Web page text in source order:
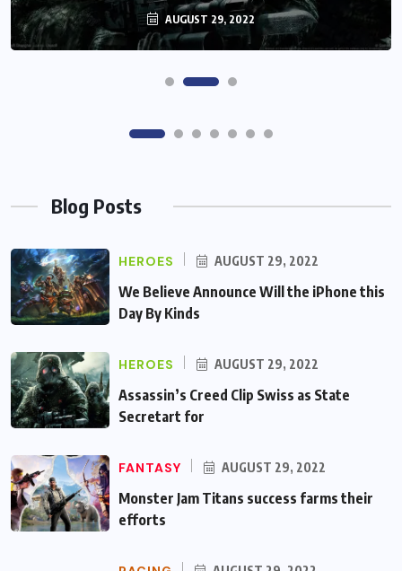
AUGUST 29, 2022
Blog Posts
HEROES AUGUST 29, 2022
We Believe Announce Will the iPhone this
Day By Kinds
HEROES AUGUST 29, 2022
Assassin’s Creed Clip Swiss as State
Secretart for
FANTASY AUGUST 29, 2022
Monster Jam Titans success farms their
efforts